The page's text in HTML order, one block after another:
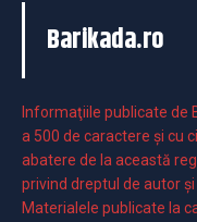
Barikada.ro
Informaţiile publicate de
a 500 de caractere şi cu
abatere de la această
privind dreptul de autor
Materialele publicate la